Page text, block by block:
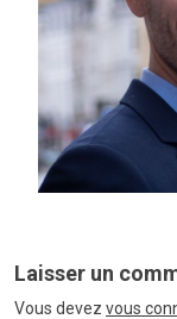
LES
Laisser un
Vous devez vous